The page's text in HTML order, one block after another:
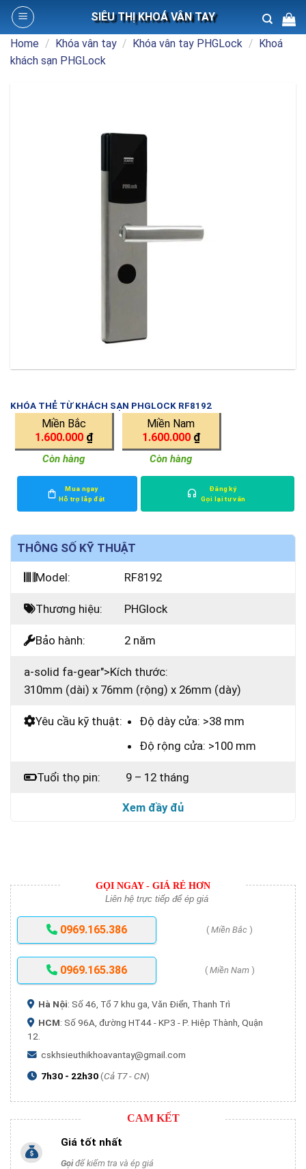
Skip
content
SIÊU THỊ KHOÁ VÂN TAY
Search
Home / Khóa vân tay / Khóa vân tay PHGLock / Khoá
khách sạn PHGLock
KHÓA THẺ TỪ KHÁCH SẠN PHGLOCK RF8192
Miền Bắc
1.600.000 ₫
Còn hàng
Miền Nam
1.600.000 ₫
Còn hàng
Mua ngay
Hỗ trợ lắp đặt
Đăng ký
Gọi lại tư vấn
THÔNG SỐ KỸ THUẬT
Model: RF8192
Thương hiệu: PHGlock
Bảo hành: 2 năm
a-solid fa-gear">Kích thước:
310mm (dài) x 76mm (rộng) x 26mm (dày)
Yêu cầu kỹ thuật:
Độ dày cửa: >38 mm
Độ rộng cửa: >100 mm
Tuổi thọ pin: 9 – 12 tháng
Xem đầy đủ
GỌI NGAY - GIÁ RẺ HƠN
Liên hệ trực tiếp để ép giá
0969.165.386 ( Miền Bắc )
0969.165.386 ( Miền Nam)
Hà Nội: Số 46, Tổ 7 khu ga, Văn Điển, Thanh Trì
HCM: Số 96A, đường HT44 - KP3 - P. Hiệp Thành, Quận
12.
cskhsieuthikhoavantay@gmail.com
7h30 - 22h30(Cả T7 - CN)
CAM KẾT
Giá tốt nhất
Gọiđể kiểm tra và ép giá